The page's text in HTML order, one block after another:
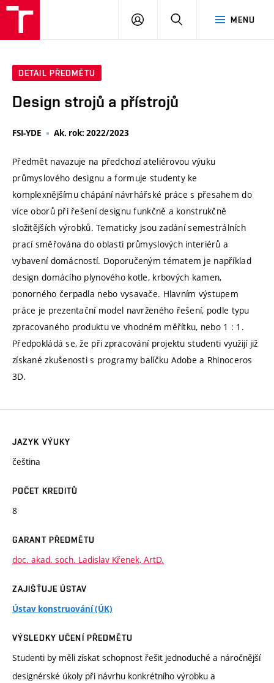
MENU
PŘIHLÁSIT
DETAIL PŘEDMĚTU
Design strojů a přístrojů
FSI-YDE Ak. rok: 2022/2023
Předmět navazuje na předchozí ateliérovou výuku
průmyslového designu a formuje studenty ke
komplexnějšímu chápání návrhářské práce s přesahem do
více oborů při řešení designu funkčně a konstrukčně
složitějších výrobků. Tematicky jsou zadání semestrálních
prací směřována do oblasti průmyslových interiérů a
vybavení domácností. Doporučeným tématem je například
design domácího plynového kotle, krbových kamen,
ponorného čerpadla nebo vysavače. Hlavním výstupem
práce je prezentační model navrženého řešení, podle typu
zpracovaného produktu ve vhodném měřítku, nebo 1 : 1.
Předpokládá se, že při zpracování projektu studenti využijí již
získané zkušenosti s programy balíčku Adobe a Rhinoceros
3D.
JAZYK VÝUKY
čeština
POČET KREDITŮ
8
GARANT PŘEDMĚTU
doc. akad. soch. Ladislav Křenek, ArtD.
ZAJIŠŤUJE ÚSTAV
Ústav konstruování (ÚK)
VÝSLEDKY UČENÍ PŘEDMĚTU
Studenti by měli získat schopnost řešit jednoduché a náročnější
designérské úkoly při návrhu konkrétního výrobku a